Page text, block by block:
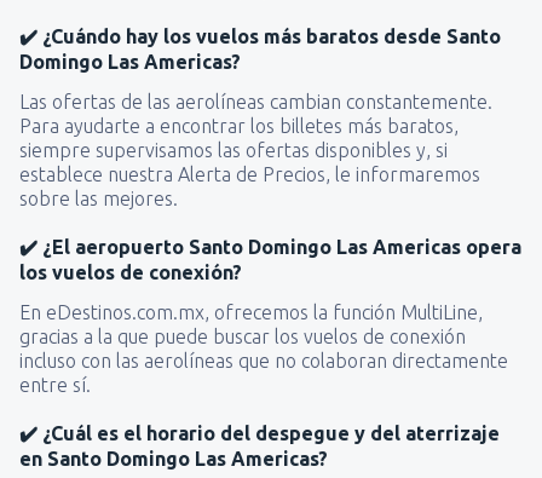
✔️ ¿Cuándo hay los vuelos más baratos desde Santo
Domingo Las Americas?
Las ofertas de las aerolíneas cambian constantemente.
Para ayudarte a encontrar los billetes más baratos,
siempre supervisamos las ofertas disponibles y, si
establece nuestra Alerta de Precios, le informaremos
sobre las mejores.
✔️ ¿El aeropuerto Santo Domingo Las Americas opera
los vuelos de conexión?
En eDestinos.com.mx, ofrecemos la función MultiLine,
gracias a la que puede buscar los vuelos de conexión
incluso con las aerolíneas que no colaboran directamente
entre sí.
✔️ ¿Cuál es el horario del despegue y del aterrizaje
en Santo Domingo Las Americas?